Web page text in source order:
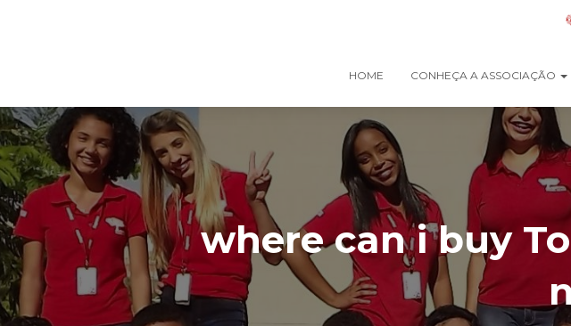
HOME CONHEÇA A ASSOCIAÇÃO
where can i buy